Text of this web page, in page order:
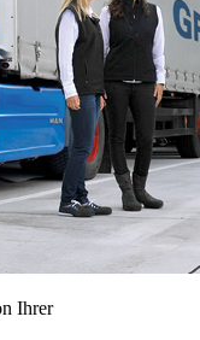
Ihrer